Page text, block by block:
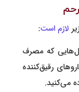
لازم است:
که مصرف
رقیق‌کننده
می‌کنید.